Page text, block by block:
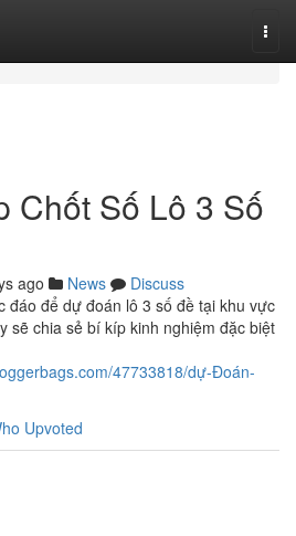
Chốt Số Lô 3 Số
ago News
Discuss
đáo để dự đoán lô 3 số đề tại khu vực
sẽ chia sẻ bí kíp kinh nghiệm đặc biệt
47733818/dự-Đoán-
Upvoted